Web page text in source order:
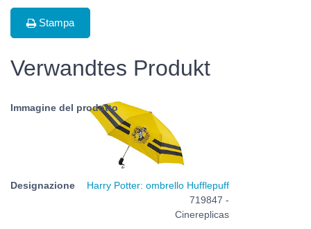
Stampa
Verwandtes Produkt
Harry Potter: ombrello Hufflepuff
719847 -
Cinereplicas